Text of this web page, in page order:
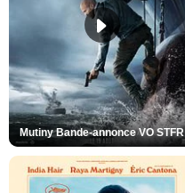
Mutiny Bande-annonce VO STFR